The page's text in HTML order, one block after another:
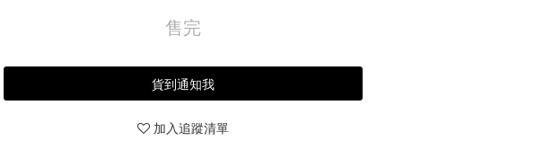
售完
貨到通知我
加入追蹤清單